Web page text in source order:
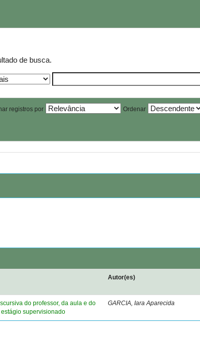
de busca.
registros por Ordenar
Autor(es)
do professor, da aula e do
supervisionado
GARCIA, Iara Aparecida